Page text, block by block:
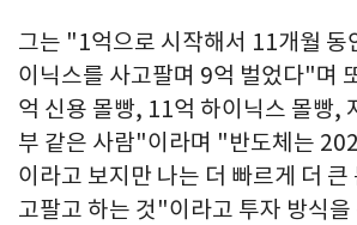
그는 "1억으로 시작해서 11개월 동
이닉스를 사고팔며 9억 벌었다"며
억 신용 몰빵, 11억 하이닉스 몰빵,
부 같은 사람"이라며 "반도체는
이라고 보지만 나는 더 빠르게 더
고팔고 하는 것"이라고 투자 방식을